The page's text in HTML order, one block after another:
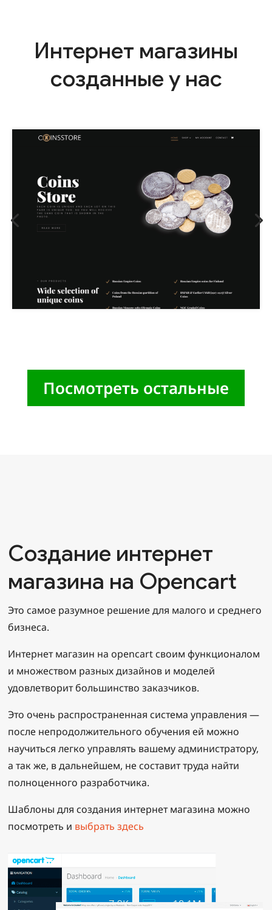
Интернет магазины
созданные у нас
Посмотреть остальные
Создание интернет
магазина на Opencart
Это самое разумное решение для малого и среднего
бизнеса.
Интернет магазин на opencart своим функционалом
и множеством разных дизайнов и моделей
удовлетворит большинство заказчиков.
Это очень распространенная система управления —
после непродолжительного обучения ей можно
научиться легко управлять вашему администратору,
а так же, в дальнейшем, не составит труда найти
полноценного разработчика.
Шаблоны для создания интернет магазина можно
посмотреть и выбрать здесь